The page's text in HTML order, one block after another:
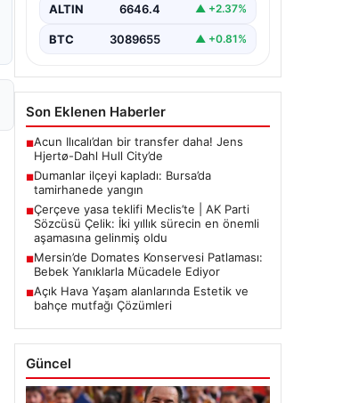
ALTIN 6646.4 ▲ +2.37%
BTC 3089655 ▲ +0.81%
Son Eklenen Haberler
■Acun Ilıcalı’dan bir transfer daha! Jens
Hjertø-Dahl Hull City’de
■Dumanlar ilçeyi kapladı: Bursa’da
tamirhanede yangın
■Çerçeve yasa teklifi Meclis’te | AK Parti
Sözcüsü Çelik: İki yıllık sürecin en önemli
aşamasına gelinmiş oldu
■Mersin’de Domates Konservesi Patlaması:
Bebek Yanıklarla Mücadele Ediyor
■Açık Hava Yaşam alanlarında Estetik ve
bahçe mutfağı Çözümleri
Güncel